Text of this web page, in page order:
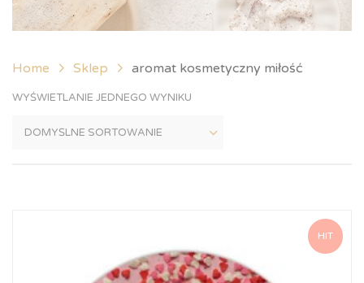
Home Sklep aromat kosmetyczny miłość
WYŚWIETLANIE JEDNEGO WYNIKU
HIT